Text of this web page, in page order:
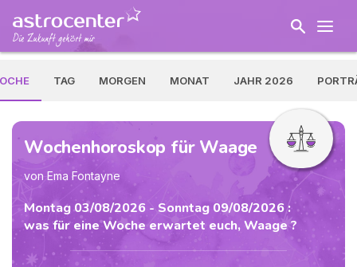
TAG MORGEN MONAT JAHR 2026
Wochenhoroskop für Waage
von Ema Fontayne
Montag 03/08/2026 - Sonntag 09/08/2026 :
was für eine Woche erwartet euch, Waage ?